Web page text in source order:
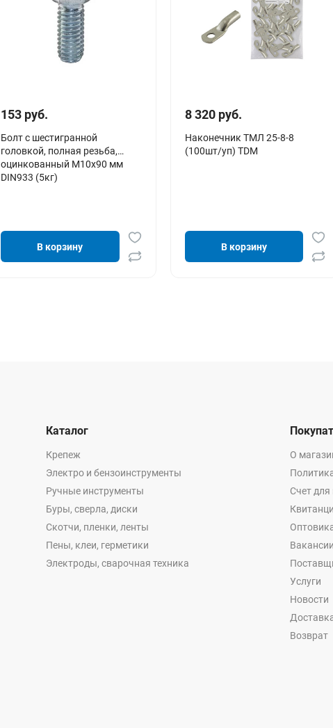
153 руб.
Болт с шестигранной
головкой, полная резьба,
оцинкованный М10х90 мм
DIN933 (5кг)
В корзину
8 320 руб.
Наконечник ТМЛ 25-8-8
(100шт/уп) TDM
В корзину
Каталог
Крепеж
Электро и бензоинструменты
Ручные инструменты
Буры, сверла, диски
Скотчи, пленки, ленты
Пены, клеи, герметики
Электроды, сварочная техника
О
Счет
Вакансии
Услуги
Новости
Возврат